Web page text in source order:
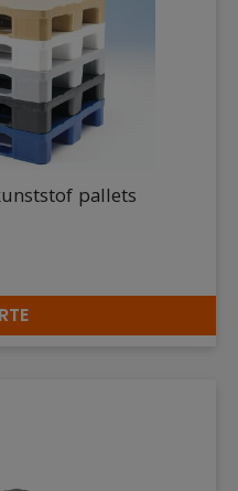
DETAILS
pallets